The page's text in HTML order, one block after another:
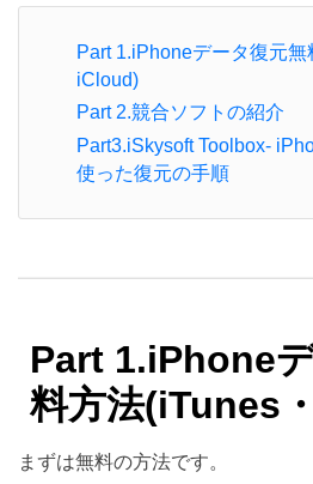
Part 1.iPhoneデータ復元無
iCloud)
Part 2.競合ソフトの紹介
Part3.iSkysoft Toolbox-
使った復元の手順
Part 1.iPhone
料方法(iTunes
まずは無料の方法です。